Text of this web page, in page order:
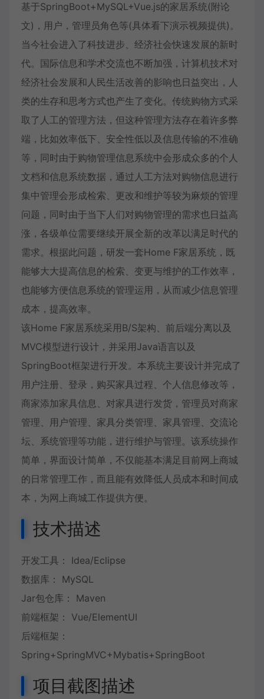
基于SpringBoot+MySQL+Vue.js的家居系统(附论
文)，用户，管理员角色等(具体看下演示视频提供)。
当今社会进入了科技进步、经济社会快速发展的新时
代。国际信息和学术交流也不断加强，计算机技术对
经济社会发展和人民生活改善的影响也日益突出，人
类的生存和思考方式也产生了变化。传统购物方式采
取了人工的管理方法，但这种管理方法存在着许多弊
端，比如效率低下、安全性低以及信息传输的不准确
等，同时由于购物管理信息系统中会形成众多的个人
文档和信息系统数据，通过人工方法对购物信息进行
集中管理会形成检索、更改和维护等较为麻烦的管理
问题，同时由于当下人们对购物管理的需求也日益高
涨，各级单位需要继续开展全新的改革以满足时代的
需求。根据此问题，研发一套Home F家居系统，既
能够大大提高信息的检索、变更与维护的工作效率，
也能够方便信息系统的管理运用，从而减少信息管理
成本，提高效率。
该Home F家居系统采用B/S架构、前后端分离以及
MVC模型进行设计，并采用Java语言以及
SpringBoot框架进行开发。本系统主要设计并完成了
用户注册、登录，购买家具过程、个人信息修改等，
商家添加家具信息、对家具进行发货，管理员对商家
管理、用户管理、家具分类管理、家具管理、交流论
坛、系统管理等功能，进行维护与管理。该系统操作
简单，界面设计简单，不仅能基本满足目前网上商城
的日常管理工作，而且能有效降低人员成本和时间成
本，为网上商城工作提供方便。
技术描述
开发工具： Idea/Eclipse
数据库： MySQL
Jar包仓库： Maven
前端框架： Vue/ElementUI
后端框架：
Spring+SpringMVC+Mybatis+SpringBoot
项目截图描述